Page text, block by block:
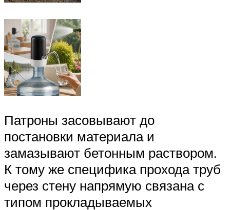
Патроны засовывают до
постановки материала и
замазывают бетонным раствором.
К тому же специфика прохода труб
через стену напрямую связана с
типом прокладываемых